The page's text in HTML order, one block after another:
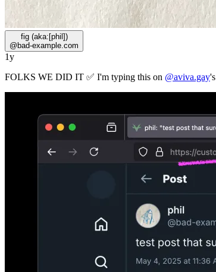
fig (aka:[phil])
@bad-example.com
1y
FOLKS WE DID IT ✅ I'm typing this on @aviva.gay's